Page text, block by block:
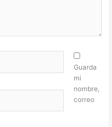
Guarda
mi
nombre,
correo